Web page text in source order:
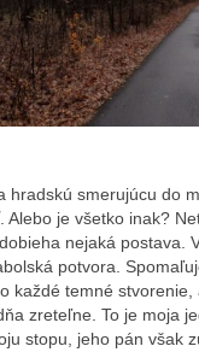
hradskú smerujúcu do
Alebo je všetko inak?
nejaká postava.
potvora.
každé temné stvorenie,
zreteľne. To je moja
stopu, jeho pán však